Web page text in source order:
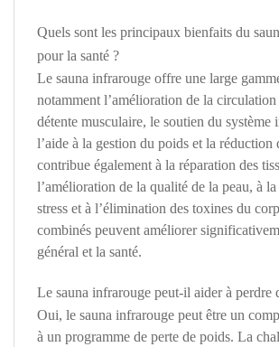
Quels sont les principaux bienfaits du
pour la santé ?
Le sauna infrarouge offre une large
notamment l’amélioration de la circulation
détente musculaire, le soutien du système
l’aide à la gestion du poids et la
contribue également à la réparation des
l’amélioration de la qualité de la peau, à
stress et à l’élimination des toxines du
combinés peuvent améliorer
général et la santé.
Le sauna infrarouge peut-il aider à perdre
Oui, le sauna infrarouge peut être un
à un programme de perte de poids. La